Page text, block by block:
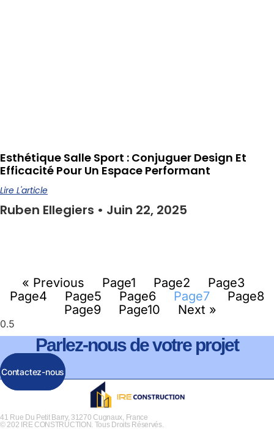
Esthétique Salle Sport : Conjuguer Design Et
Efficacité Pour Un Espace Performant
Lire L'article
Ruben Ellegiers Juin 22, 2025
« Previous Page1 Page2 Page3
Page4 Page5 Page6 Page7 Page8
Page9 Page10 Next »
Parlez-nous de votre projet
Contactez-nous
41 Rue Du Petit Barry, 31270 Cugnaux, France
© 202 IRE CONSTRUCTION. Tous Droits Réservés.